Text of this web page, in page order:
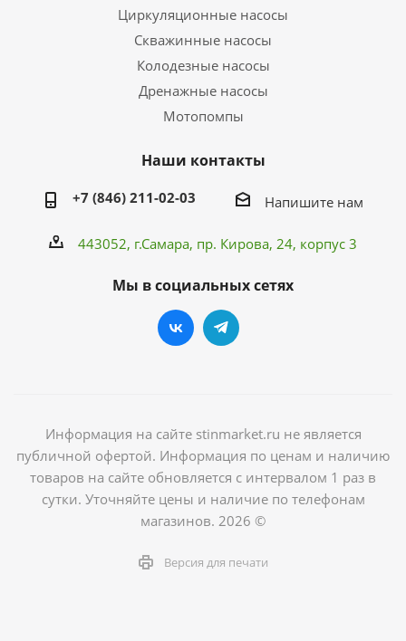
Циркуляционные насосы
Скважинные насосы
Колодезные насосы
Дренажные насосы
Мотопомпы
Наши контакты
+7 (846) 211-02-03 Напишите нам
443052, г.Самара, пр. Кирова, 24, корпус 3
Мы в социальных сетях
Информация на сайте stinmarket.ru не является
публичной офертой. Информация по ценам и наличию
товаров на сайте обновляется с интервалом 1 раз в
сутки. Уточняйте цены и наличие по телефонам
магазинов. 2026 ©
Версия для печати